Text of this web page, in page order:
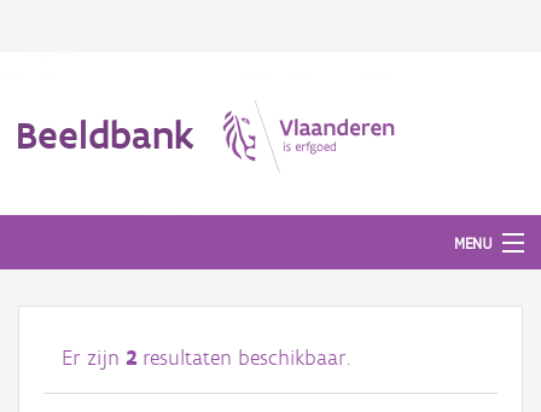
Beeldbank
MENU
Afbeeldingen
#BeeldIndeKijker
Er zijn 2 resultaten beschikbaar.